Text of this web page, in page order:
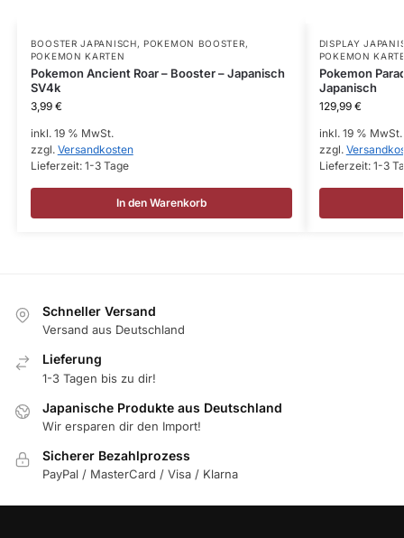
BOOSTER JAPANISCH,POKEMON BOOSTER,
POKEMON KARTEN
Pokemon Ancient Roar – Booster – Japanisch
SV4k
3,99 €
inkl. 19 % MwSt.
zzgl. Versandkosten
Lieferzeit: 1-3 Tage
In den Warenkorb
DISPLAY
POKEMON
Pokemon
Japanisch
129,99 €
inkl. 19 % MwSt.
zzgl.
Lieferzeit: 1-3
Schneller Versand
Versand aus Deutschland
Lieferung
1-3 Tagen bis zu dir!
Japanische Produkte aus Deutschland
Wir ersparen dir den Import!
Sicherer Bezahlprozess
PayPal / MasterCard / Visa / Klarna